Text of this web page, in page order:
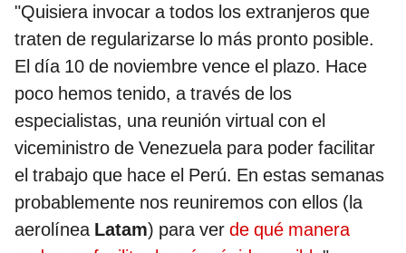
"Quisiera invocar a todos los extranjeros que
traten de regularizarse lo más pronto posible.
El día 10 de noviembre vence el plazo. Hace
poco hemos tenido, a través de los
especialistas, una reunión virtual con el
viceministro de Venezuela para poder facilitar
el trabajo que hace el Perú. En estas semanas
probablemente nos reuniremos con ellos (la
aerolínea Latam) para ver de qué manera